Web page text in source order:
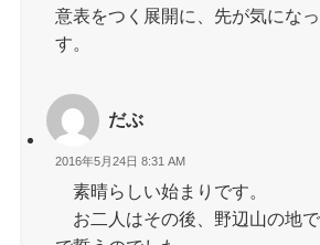
意表をつく展開に、先が気にな
す。
だぶ
2016年5月24日 8:31 AM
素晴らしい始まりです。
お二人はその後、野辺山の地